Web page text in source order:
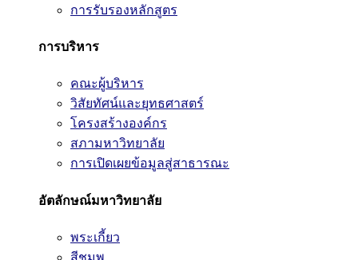
การรับรองหลักสูตร
การบริหาร
คณะผู้บริหาร
วิสัยทัศน์และยุทธศาสตร์
โครงสร้างองค์กร
สภามหาวิทยาลัย
การเปิดเผยข้อมูลสู่สาธารณะ
อัตลักษณ์มหาวิทยาลัย
พระเกี้ยว
สีชมพู